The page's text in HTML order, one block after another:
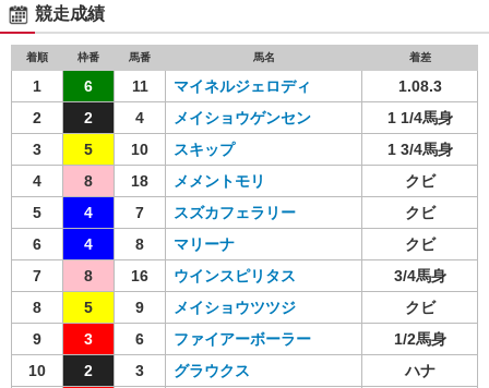
競走成績
着順 枠番 馬番 馬名 着差
1 6 11 マイネルジェロディ
1.08.3
2
2 4 メイショウゲンセン
1 1/4馬身
3
5 10 スキップ
1 3/4馬身
4
8 18 メメントモリ
クビ
5
4 7 スズカフェラリー
クビ
6
4 8 マリーナ
クビ
7
8 16 ウインスピリタス
3/4馬身
8
5 9 メイショウツツジ
クビ
9
3 6 ファイアーボーラー
1/2馬身
10
2 3 グラウクス
ハナ